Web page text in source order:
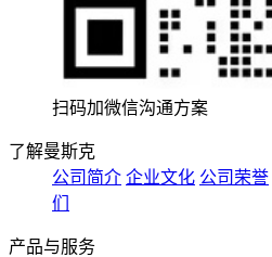
扫码加微信沟通方案
了解曼斯克
公司简介 企业文化 公司荣誉
们
产品与服务